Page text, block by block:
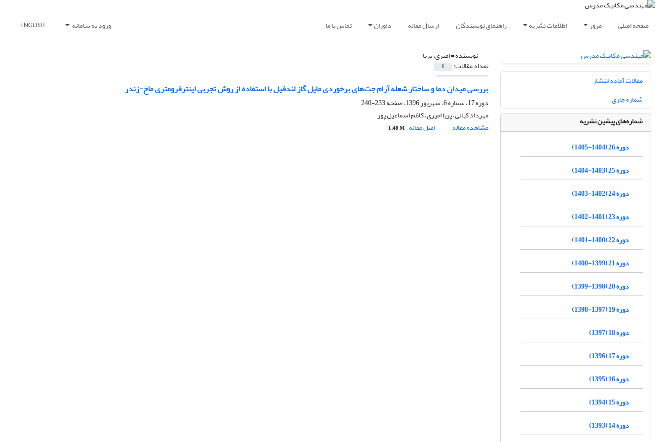
صفحه اصلی مرور اطلاعات نشریه راهنمای نویسندگان ارسال مقاله داوران تماس با ما ورود به سامانه ENGLISH
نویسنده =امیری، پریا
تعداد مقالات: 1
بررسی میدان دما و ساختار شعله آرام جت‌های برخوردی مایل گاز لندفیل با استفاده از روش تجربی اینترفرومتری ماخ-زندر
دوره 17، شماره 6، شهریور 1396، صفحه
233-240
مهرداد کیانی، پریا امیری، کاظم اسماعیل پور
مشاهده مقاله
اصل مقاله 1.48 M
مقالات آماده انتشار
شماره جاری
شماره‌های پیشین نشریه
دوره 26 (1404-1405)
دوره 25 (1403-1404)
دوره 24 (1402-1403)
دوره 23 (1401-1402)
دوره 22 (1400-1401)
دوره 21 (1399-1400)
دوره 20 (1398-1399)
دوره 19 (1397-1398)
دوره 18 (1397)
دوره 17 (1396)
دوره 16 (1395)
دوره 15 (1394)
دوره 14 (1393)